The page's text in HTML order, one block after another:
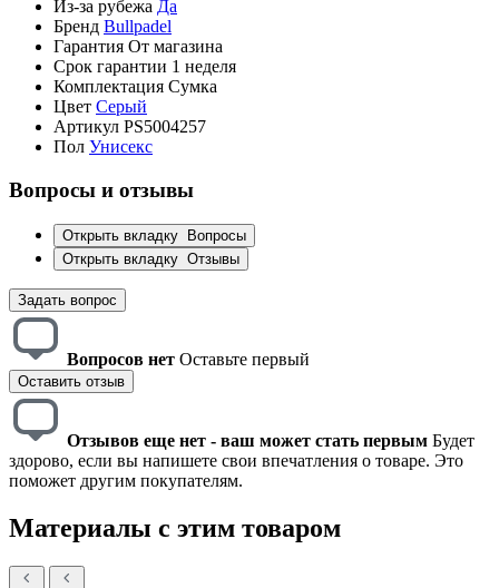
Из-за рубежа Да
Бренд Bullpadel
Гарантия От магазина
Срок гарантии 1 неделя
Комплектация Сумка
Цвет Серый
Артикул PS5004257
Пол Унисекс
Вопросы и отзывы
Открыть вкладку
Вопросы
Открыть вкладку Отзывы
Задать вопрос
Вопросов нет Оставьте первый
Оставить отзыв
Отзывов еще нет - ваш может стать первым Будет
здорово, если вы напишете свои впечатления о товаре. Это
поможет другим покупателям.
Материалы с этим товаром